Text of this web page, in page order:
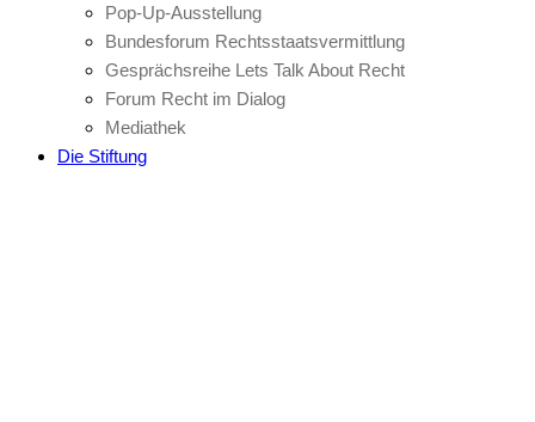
Pop-Up-Ausstellung
Bundesforum Rechtsstaatsvermittlung
Gesprächsreihe Lets Talk About Recht
Forum Recht im Dialog
Mediathek
Die Stiftung